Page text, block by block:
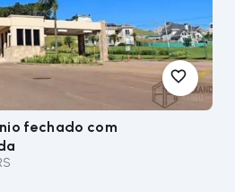
fechado com